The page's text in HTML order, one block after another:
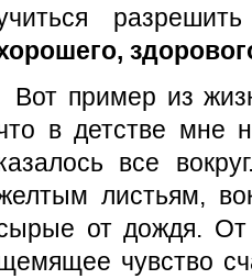
Вот пример из
в детстве мне
все
листьям,
от дождя. От
чувство